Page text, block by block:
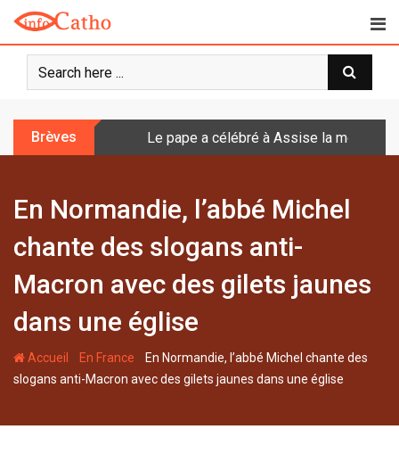
o
Brèves Le pape a célébré à Assise la messe
En Normandie, l’abbé Michel
chante des slogans anti-
Macron avec des gilets jaunes
dans une église
Accueil - En France - En Normandie, l’abbé Michel chante des
slogans anti-Macron avec des gilets jaunes dans une église